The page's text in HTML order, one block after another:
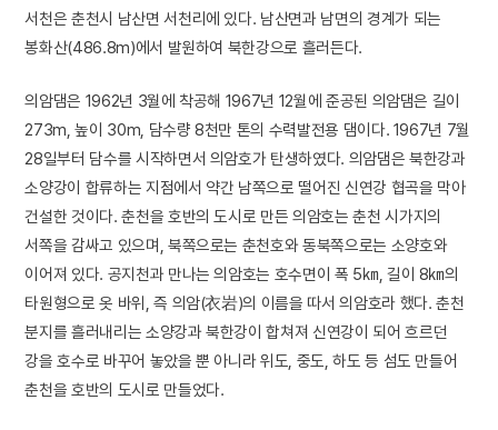
서천은 춘천시 남산면 서천리에 있다. 남산면과 남면의 경계가 되는
봉화산(486.8m)에서 발원하여 북한강으로 흘러든다.
의암댐은 1962년 3월에 착공해 1967년 12월에 준공된 의암댐은 길이
273m, 높이 30m, 담수량 8천만 톤의 수력발전용 댐이다. 1967년 7월
28일부터 담수를 시작하면서 의암호가 탄생하였다. 의암댐은 북한강과
소양강이 합류하는 지점에서 약간 남쪽으로 떨어진 신연강 협곡을 막아
건설한 것이다. 춘천을 호반의 도시로 만든 의암호는 춘천 시가지의
서쪽을 감싸고 있으며, 북쪽으로는 춘천호와 동북쪽으로는 소양호와
이어져 있다. 공지천과 만나는 의암호는 호수면이 폭 5㎞, 길이 8㎞의
타원형으로 옷 바위, 즉 의암(衣岩)의 이름을 따서 의암호라 했다. 춘천
분지를 흘러내리는 소양강과 북한강이 합쳐져 신연강이 되어 흐르던
강을 호수로 바꾸어 놓았을 뿐 아니라 위도, 중도, 하도 등 섬도 만들어
춘천을 호반의 도시로 만들었다.